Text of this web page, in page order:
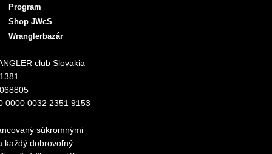
Program
Shop JWcS
Wranglerbazár
club Slovakia
0000 0032 2351 9153
. . . . . . . . . . . . . . . . . . . .
súkromnými
každý dobrovoľný